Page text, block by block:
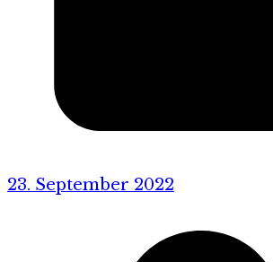
23. September 2022